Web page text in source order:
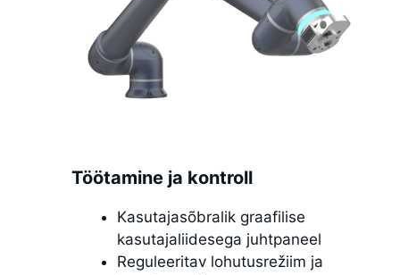
Töötamine ja kontroll
Kasutajasõbralik graafilise
kasutajaliidesega juhtpaneel
Reguleeritav lohutusrežiim ja